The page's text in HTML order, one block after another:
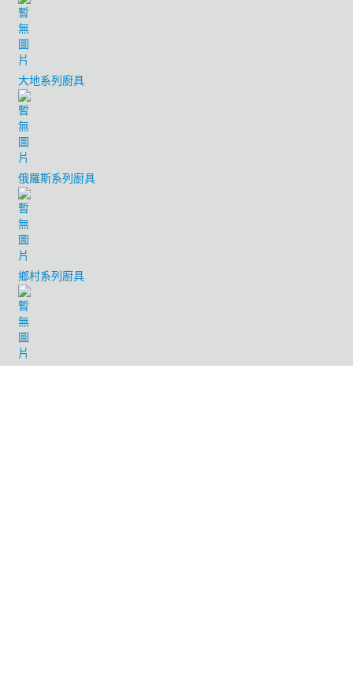
大地系列廚具
俄羅斯系列廚具
鄉村系列廚具